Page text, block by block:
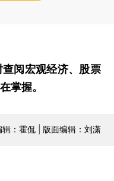
查阅宏观经济、股票
掌握。
辑：霍侃 | 版面编辑：刘潇